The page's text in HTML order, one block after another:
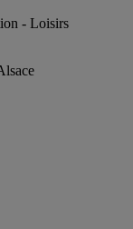
- Loisirs